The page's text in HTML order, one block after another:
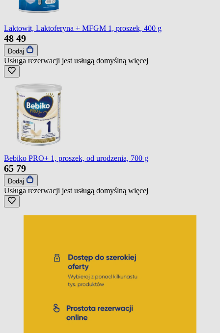
Laktowit, Laktoferyna + MFGM 1, proszek, 400 g
48 49
Dodaj
Usługa rezerwacji jest usługą domyślną więcej
Bebiko PRO+ 1, proszek, od urodzenia, 700 g
65 79
Dodaj
Usługa rezerwacji jest usługą domyślną więcej